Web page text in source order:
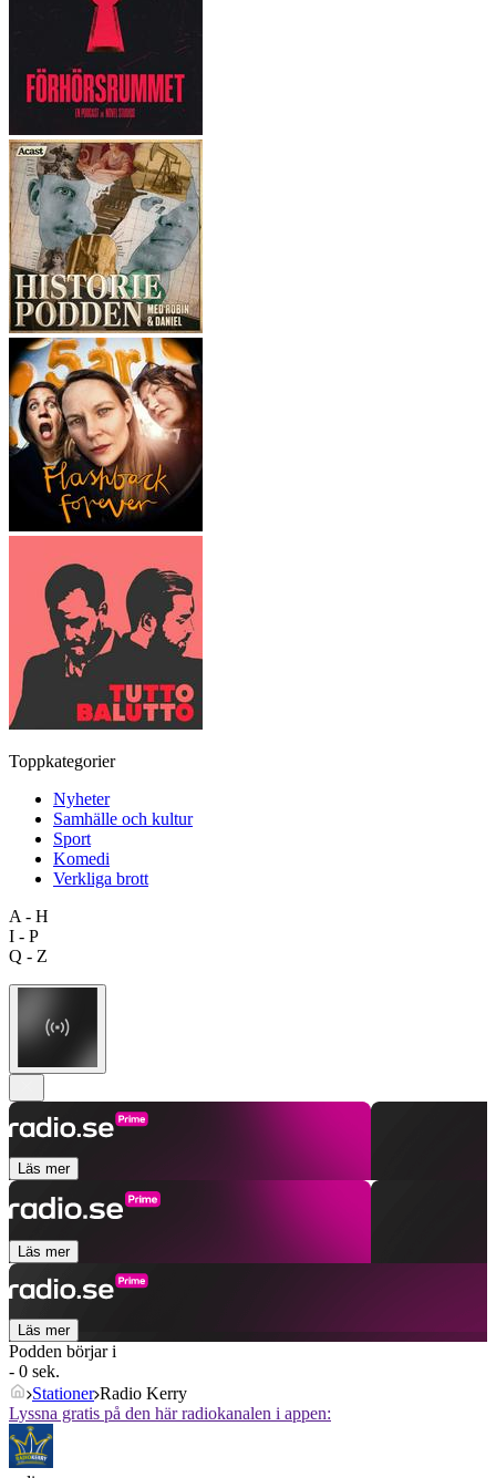
Toppkategorier
Nyheter
Samhälle och kultur
Sport
Komedi
Verkliga brott
A - H
I - P
Q - Z
Läs mer
Läs mer
Läs mer
Podden börjar i
- 0 sek.
Stationer Radio Kerry
Lyssna gratis på den här radiokanalen i appen: